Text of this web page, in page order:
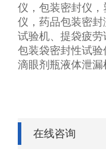
仪，包装密封仪
仪，药品包装密
试验机、提袋疲
包装袋密封性试
滴眼剂瓶液体泄漏
在线咨询